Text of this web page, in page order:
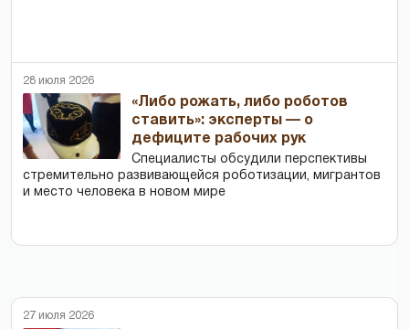
28 июля 2026
«Либо рожать, либо роботов
ставить»: эксперты — о
дефиците рабочих рук
Специалисты обсудили перспективы
стремительно развивающейся роботизации, мигрантов
и место человека в новом мире
27 июля 2026